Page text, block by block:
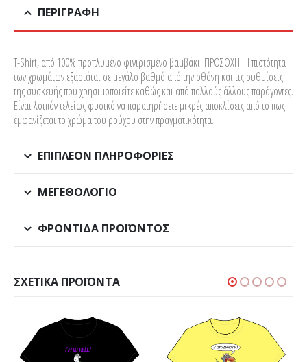
ΠΕΡΙΓΡΑΦΉ
T-Shirt, από 100% προπλυμένο φινιρισμένο βαμβάκι. ΠΡΟΣΟΧΗ: Η πιστότητα
των χρωμάτων εξαρτάται σε μεγάλο βαθμό από την οθόνη και τις ρυθμίσεις
της συσκευής που χρησιμοποιείτε καθώς και από πολλούς άλλους παράγοντες.
Είναι λοιπόν τελείως φυσικό να παρατηρήσετε μικρές αποκλίσεις από το πως
εμφανίζεται το χρώμα του ρούχου στην πραγματικότητα.
ΕΠΙΠΛΈΟΝ ΠΛΗΡΟΦΟΡΊΕΣ
ΜΕΓΕΘΟΛΌΓΙΟ
ΦΡΟΝΤΊΔΑ ΠΡΟΪΌΝΤΟΣ
ΣΧΕΤΙΚΆ ΠΡΟΪΌΝΤΑ